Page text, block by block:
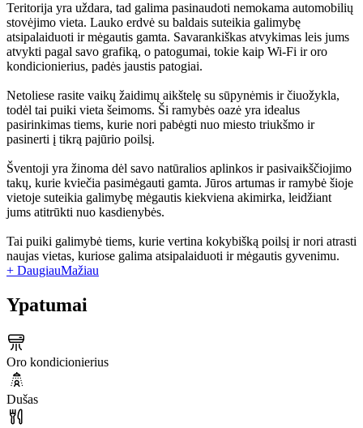
Teritorija yra uždara, tad galima pasinaudoti nemokama automobilių
stovėjimo vieta. Lauko erdvė su baldais suteikia galimybę
atsipalaiduoti ir mėgautis gamta. Savarankiškas atvykimas leis jums
atvykti pagal savo grafiką, o patogumai, tokie kaip Wi-Fi ir oro
kondicionierius, padės jaustis patogiai.
Netoliese rasite vaikų žaidimų aikštelę su sūpynėmis ir čiuožykla,
todėl tai puiki vieta šeimoms. Ši ramybės oazė yra idealus
pasirinkimas tiems, kurie nori pabėgti nuo miesto triukšmo ir
pasinerti į tikrą pajūrio poilsį.
Šventoji yra žinoma dėl savo natūralios aplinkos ir pasivaikščiojimo
takų, kurie kviečia pasimėgauti gamta. Jūros artumas ir ramybė šioje
vietoje suteikia galimybę mėgautis kiekviena akimirka, leidžiant
jums atitrūkti nuo kasdienybės.
Tai puiki galimybė tiems, kurie vertina kokybišką poilsį ir nori atrasti
naujas vietas, kuriose galima atsipalaiduoti ir mėgautis gyvenimu.
+ DaugiauMažiau
Ypatumai
Oro kondicionierius
Dušas